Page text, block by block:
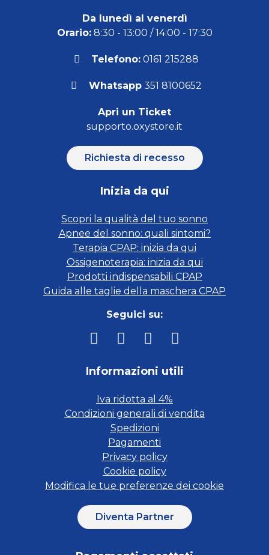
Da lunedì al venerdì
Orario:8:30 - 13:00 / 14:00 - 17:30
Telefono: 0161 215288
Whatsapp351 8100652
Apri un Ticket
supporto.oxystore.it
Richiesta di recesso
Inizia da qui
Scopri la qualità del tuo sonno
Apnee del sonno: quali sintomi?
Terapia CPAP: inizia da qui
Ossigenoterapia: inizia da qui
Prodotti indispensabili CPAP
Guida alle taglie della maschera CPAP
Seguici su:
Informazioni utili
Iva ridotta al 4%
Condizioni generali di vendita
Spedizioni
Pagamenti
Privacy policy
Cookie policy
Modifica le tue preferenze dei cookie
Diventa Partner